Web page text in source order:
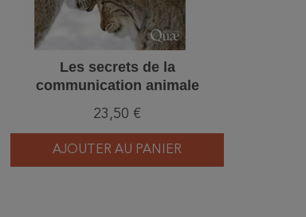
Les secrets de la
communication animale
23,50 €
AJOUTER AU PANIER